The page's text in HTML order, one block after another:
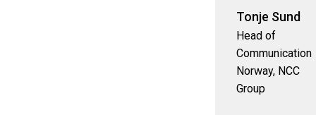
Tonje Sund
Head of
Communication
Norway, NCC
Group